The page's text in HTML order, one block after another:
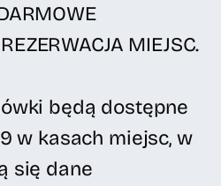
MIEJSC.
będą dostępne
w kasach miejsc, w
się dane